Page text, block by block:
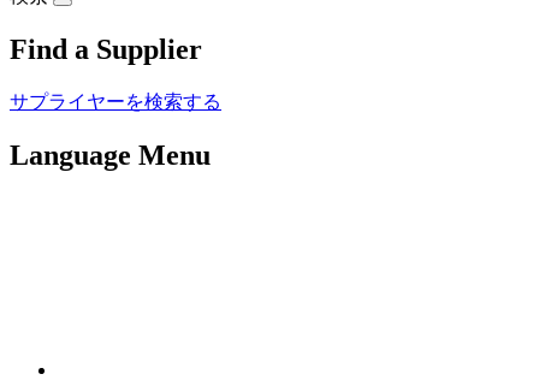
Find a Supplier
サプライヤーを検索する
Language Menu